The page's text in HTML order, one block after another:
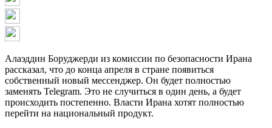
Алаэддин Боруджерди из комиссии по безопасности Ирана
рассказал, что до конца апреля в стране появиться
собственный новый мессенджер. Он будет полностью
заменять Telegram. Это не случиться в один день, а будет
происходить постепенно. Власти Ирана хотят полностью
перейти на национальный продукт.